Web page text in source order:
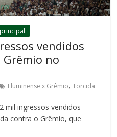
vendidos
no
Fluminense x Grêmio,Torcida
mil ingressos vendidos
contra o Grêmio, que